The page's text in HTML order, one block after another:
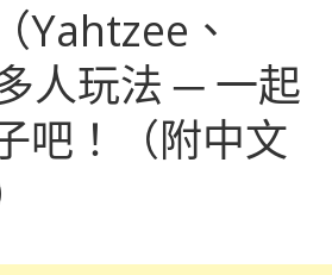
Yahtzee、
人玩法 ─ 一起
吧！（附中文